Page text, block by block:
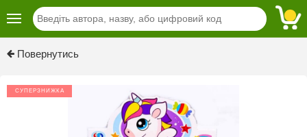
Повернутись
СУПЕРЗНИЖКА